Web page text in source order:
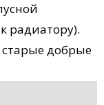
радиатору).
добрые